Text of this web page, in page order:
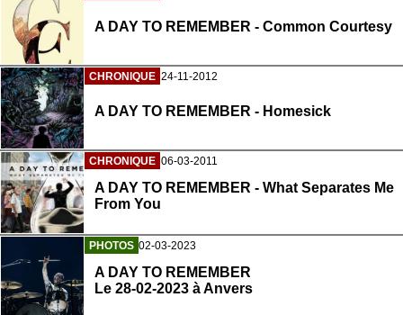
A DAY TO REMEMBER - Common Courtesy
CHRONIQUE 24-11-2012
A DAY TO REMEMBER - Homesick
CHRONIQUE 06-03-2011
A DAY TO REMEMBER - What Separates Me
From You
PHOTOS 02-03-2023
A DAY TO REMEMBER
Le 28-02-2023 à Anvers